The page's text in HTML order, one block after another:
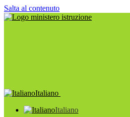
Salta al contenuto
Italiano
Italiano